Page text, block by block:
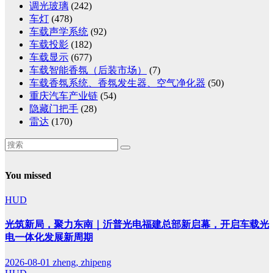
调光玻璃 (242)
车灯 (478)
车载声学系统 (92)
车载投影 (182)
车载显示 (677)
车载智能香氛（后装市场）
(7)
车载香氛系统、香氛发生器、空气净化器 (50)
重庆汽车产业链 (54)
隐藏门把手 (28)
雷达 (170)
You missed
HUD
光筑新局，聚力东南｜沂普光电福建总部新启幕，开启车载光
电一体化发展新周期
2026-08-01 zheng, zhipeng